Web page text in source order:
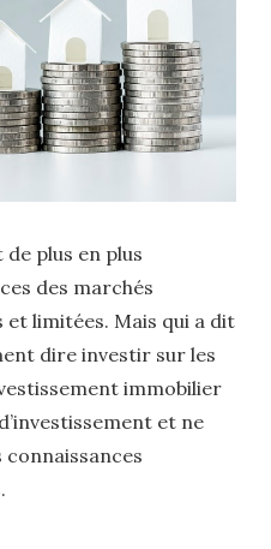
de plus en plus
des marchés
limitées. Mais qui a dit
dire investir sur les
immobilier
et ne
connaissances